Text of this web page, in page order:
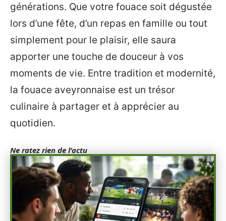
générations. Que votre fouace soit dégustée
lors d’une fête, d’un repas en famille ou tout
simplement pour le plaisir, elle saura
apporter une touche de douceur à vos
moments de vie. Entre tradition et modernité,
la fouace aveyronnaise est un trésor
culinaire à partager et à apprécier au
quotidien.
Ne ratez rien de l'actu